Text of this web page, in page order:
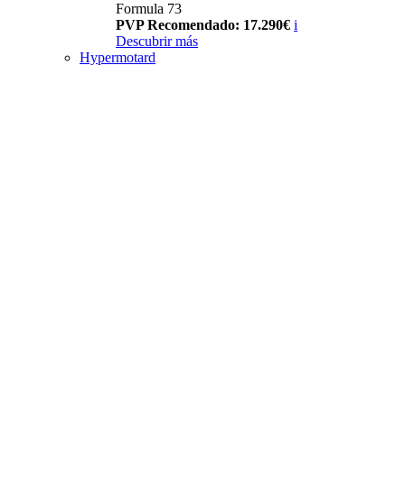
Formula 73
PVP Recomendado: 17.290€ i
Descubrir más
Hypermotard